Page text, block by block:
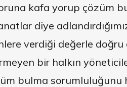
kafa yorup çözüm
diye
verdiği değerle doğru
bir halkın
bulma sorumluluğunu